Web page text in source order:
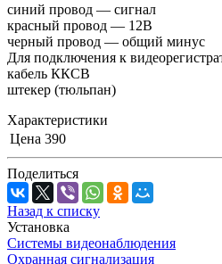
синий провод — сигнал
красный провод — 12В
черный провод — общий минус
Для подключения к
кабель ККСВ
штекер (тюльпан)
Характеристики
Цена 390
Поделиться
Назад к списку
Установка
Системы видеонаблюдения
Охранная сигнализация